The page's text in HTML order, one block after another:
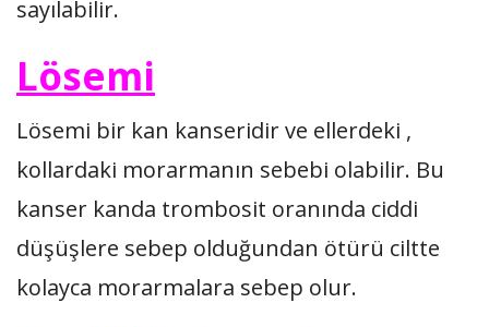
sayılabilir.
Lösemi
Lösemi bir kan kanseridir ve ellerdeki ,
kollardaki morarmanın sebebi olabilir. Bu
kanser kanda trombosit oranında ciddi
düşüşlere sebep olduğundan ötürü ciltte
kolayca morarmalara sebep olur.